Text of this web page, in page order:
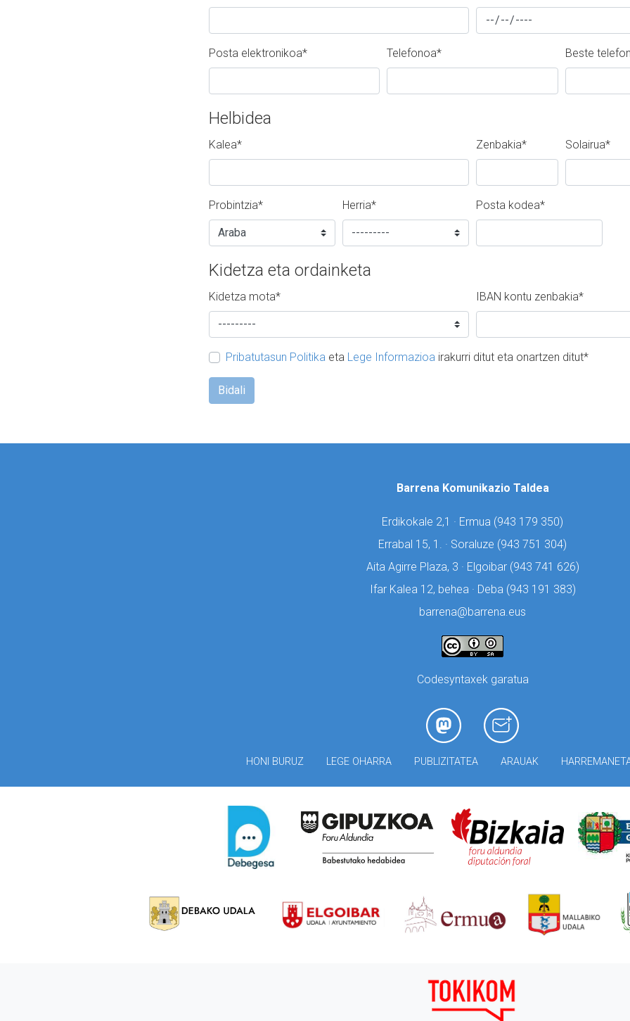
Posta elektronikoa* Telefonoa* Beste
Helbidea
Kalea* Zenbakia* Solairua*
Probintzia* Herria* Posta kodea*
Kidetza eta ordainketa
Kidetza mota* IBAN kontu zenbakia*
Pribatutasun Politika eta Lege Informazioa irakurri ditut eta onartzen ditut*
Barrena Komunikazio Taldea
Erdikokale 2,1 · Ermua (943 179 350)
Errabal 15, 1. · Soraluze (943 751 304)
Aita Agirre Plaza, 3 · Elgoibar (943 741 626)
Ifar Kalea 12, behea · Deba (943 191 383)
barrena@barrena.eus
Codesyntaxek garatua
HONI BURUZ LEGE OHARRA PUBLIZITATEA ARAUAK